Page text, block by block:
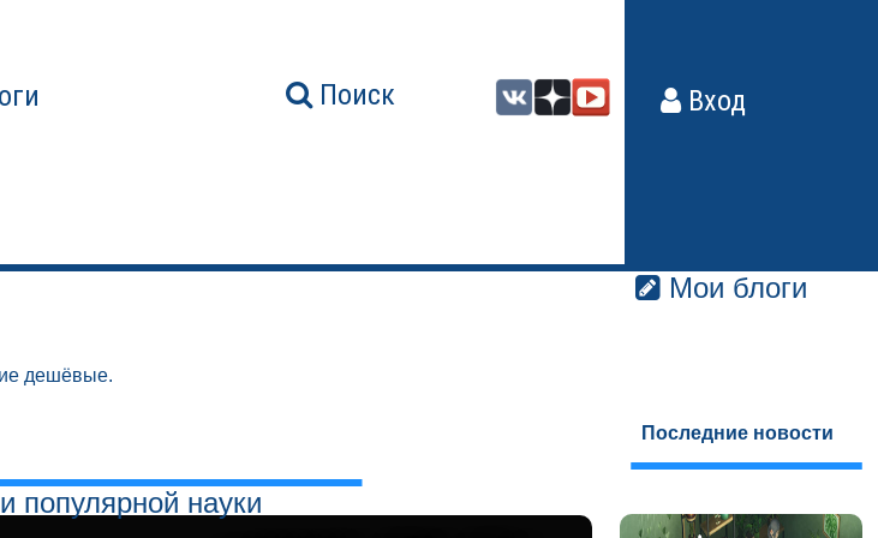
Поиск Вход
Мои блоги
дешёвые.
популярной науки
Последние новости